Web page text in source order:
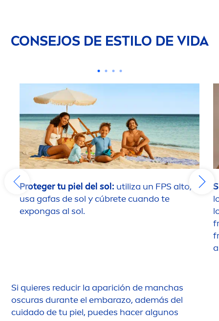
CONSEJOS DE ESTILO DE VIDA
Proteger tu piel del sol: utiliza un FPS alto,
usa gafas de sol y cúbrete cuando te
expongas al sol.
Si quieres reducir la aparición de manchas
oscuras durante el embarazo, además del
cuidado de tu piel, puedes hacer algunos